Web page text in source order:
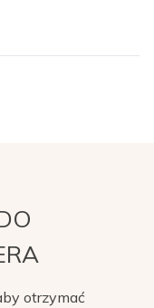
otrzymać